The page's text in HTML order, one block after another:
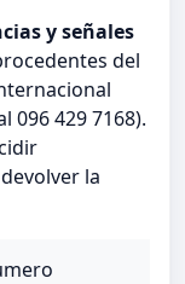
y señales
del
096 429 7168).
la